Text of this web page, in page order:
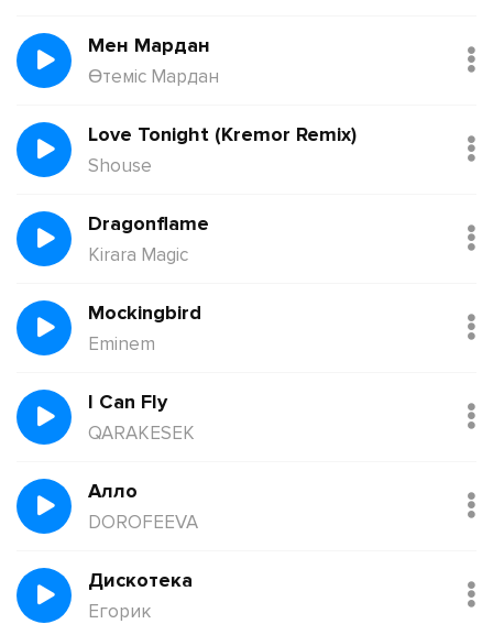
Мен Мардан
Өтеміс Мардан
Love Tonight (Kremor Remix)
Shouse
Dragonflame
Kirara Magic
Mockingbird
Eminem
I Can Fly
QARAKESEK
Алло
DOROFEEVA
Дискотека
Егорик